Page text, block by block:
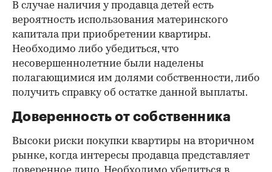
В случае наличия у продавца детей есть
вероятность использования материнского
капитала при приобретении квартиры.
Необходимо либо убедиться, что
несовершеннолетние были наделены
полагающимися им долями собственности, либо
получить справку об остатке данной выплаты.
Доверенность от собственника
Высоки риски покупки квартиры на вторичном
рынке, когда интересы продавца представляет